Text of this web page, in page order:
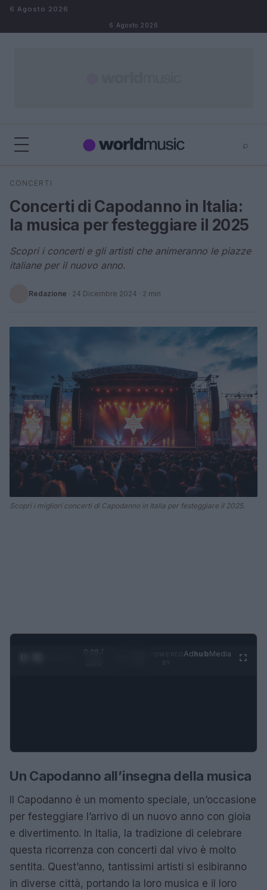
Salta al contenuto
6 Agosto 2026
6 Agosto 2026
⌕
Cerca
CONCERTI
Concerti di Capodanno in Italia:
la musica per festeggiare il 2025
Scopri i concerti e gli artisti che animeranno le piazze
italiane per il nuovo anno.
Redazione · 24 Dicembre 2024 · 2 min
Scopri i migliori concerti di Capodanno in Italia per festeggiare il 2025.
0:28 /
AdhubMedia
Un Capodanno all’insegna della musica
Il Capodanno è un momento speciale, un’occasione
per festeggiare l’arrivo di un nuovo anno con gioia
e divertimento. In Italia, la tradizione di celebrare
questa ricorrenza con concerti dal vivo è molto
sentita. Quest’anno, tantissimi artisti si esibiranno
in diverse città, portando la loro musica e il loro